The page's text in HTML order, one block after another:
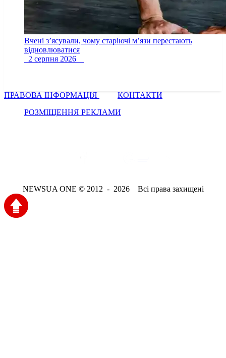
Вчені з’ясували, чому старіючі м’язи перестають
відновлюватися
2 серпня 2026
ПРАВОВА ІНФОРМАЦІЯ
КОНТАКТИ
РОЗМІЩЕННЯ РЕКЛАМИ
NEWSUA ONE © 2012 - 2026 Всі права захищені